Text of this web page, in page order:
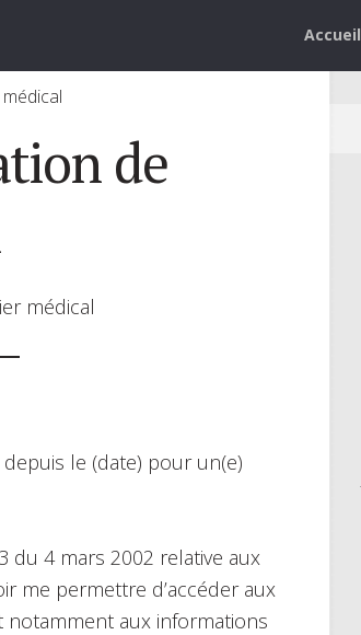
Accueil
de
médical
le (date) pour un(e)
du 4 mars 2002 relative aux
me permettre d’accéder aux
aux informations